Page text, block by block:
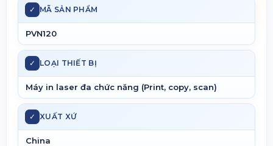
✓ MÃ SẢN PHẨM
PVN120
✓ LOẠI THIẾT BỊ
Máy in laser đa chức năng (Print, copy, scan)
✓ XUẤT XỨ
China